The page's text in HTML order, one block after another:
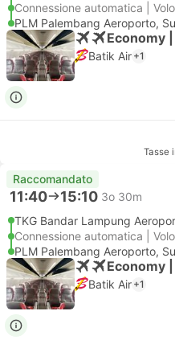
Connessione automatica |
PLM Palembang Aeroporto,
Economy
Batik Air +1
Tasse
Raccomandato
11:40 15:10 3o 30m
TKG Bandar Lampung
Connessione automatica |
PLM Palembang Aeroporto,
Economy
Batik Air +1